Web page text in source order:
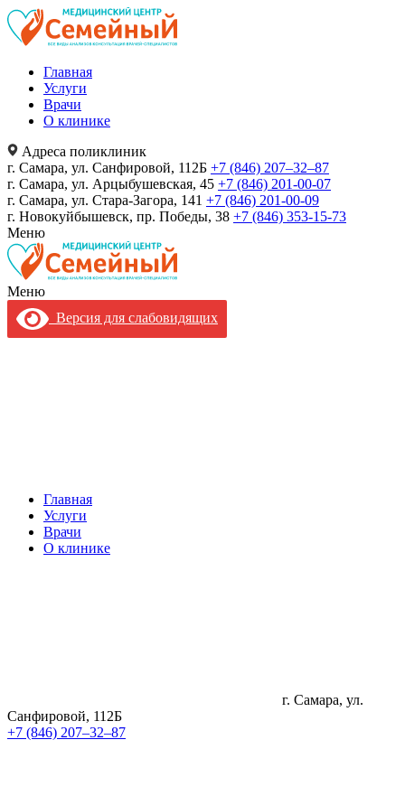
Главная
Услуги
Врачи
О клинике
Адреса поликлиник
г. Самара, ул. Санфировой, 112Б +7 (846) 207‒32‒87
г. Самара, ул. Арцыбушевская, 45 +7 (846) 201-00-07
г. Самара, ул. Стара-Загора, 141 +7 (846) 201-00-09
г. Новокуйбышевск, пр. Победы, 38 +7 (846) 353-15-73
Меню
Меню
Версия для слабовидящих
Главная
Услуги
Врачи
О клинике
г. Самара, ул.
Санфировой, 112Б
+7 (846) 207‒32‒87